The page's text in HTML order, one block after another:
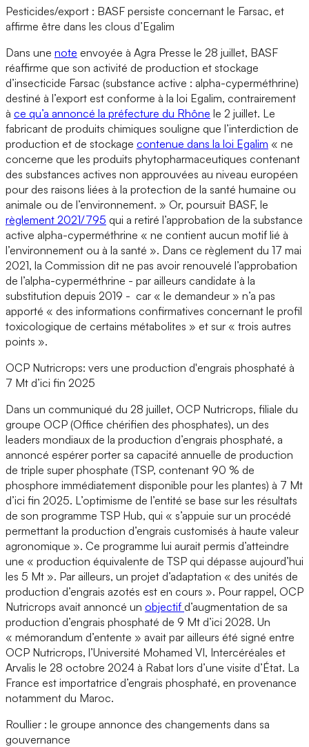
Pesticides/export : BASF persiste concernant le Farsac, et
affirme être dans les clous d’Egalim
Dans une note envoyée à Agra Presse le 28 juillet, BASF
réaffirme que son activité de production et stockage
d’insecticide Farsac (substance active : alpha-cyperméthrine)
destiné à l’export est conforme à la loi Egalim, contrairement
à ce qu’a annoncé la préfecture du Rhône le 2 juillet. Le
fabricant de produits chimiques souligne que l’interdiction de
production et de stockage contenue dans la loi Egalim « ne
concerne que les produits phytopharmaceutiques contenant
des substances actives non approuvées au niveau européen
pour des raisons liées à la protection de la santé humaine ou
animale ou de l’environnement. » Or, poursuit BASF, le
règlement 2021/795 qui a retiré l’approbation de la substance
active alpha-cyperméthrine « ne contient aucun motif lié à
l’environnement ou à la santé ». Dans ce règlement du 17 mai
2021, la Commission dit ne pas avoir renouvelé l’approbation
de l’alpha-cyperméthrine - par ailleurs candidate à la
substitution depuis 2019 - car « le demandeur » n’a pas
apporté « des informations confirmatives concernant le profil
toxicologique de certains métabolites » et sur « trois autres
points ».
OCP Nutricrops: vers une production d'engrais phosphaté à
7 Mt d’ici fin 2025
Dans un communiqué du 28 juillet, OCP Nutricrops, filiale du
groupe OCP (Office chérifien des phosphates), un des
leaders mondiaux de la production d’engrais phosphaté, a
annoncé espérer porter sa capacité annuelle de production
de triple super phosphate (TSP, contenant 90 % de
phosphore immédiatement disponible pour les plantes) à 7 Mt
d’ici fin 2025. L’optimisme de l’entité se base sur les résultats
de son programme TSP Hub, qui « s’appuie sur un procédé
permettant la production d’engrais customisés à haute valeur
agronomique ». Ce programme lui aurait permis d’atteindre
une « production équivalente de TSP qui dépasse aujourd’hui
les 5 Mt ». Par ailleurs, un projet d’adaptation « des unités de
production d’engrais azotés est en cours ». Pour rappel, OCP
Nutricrops avait annoncé un objectif d’augmentation de sa
production d’engrais phosphaté de 9 Mt d’ici 2028. Un
« mémorandum d’entente » avait par ailleurs été signé entre
OCP Nutricrops, l’Université Mohamed VI, Intercéréales et
Arvalis le 28 octobre 2024 à Rabat lors d’une visite d’État. La
France est importatrice d’engrais phosphaté, en provenance
notamment du Maroc.
Roullier : le groupe annonce des changements dans sa
gouvernance